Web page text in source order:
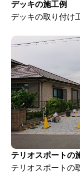
デッキの施工例
デッキの取り付け
テリオスポートの
テリオスポートの